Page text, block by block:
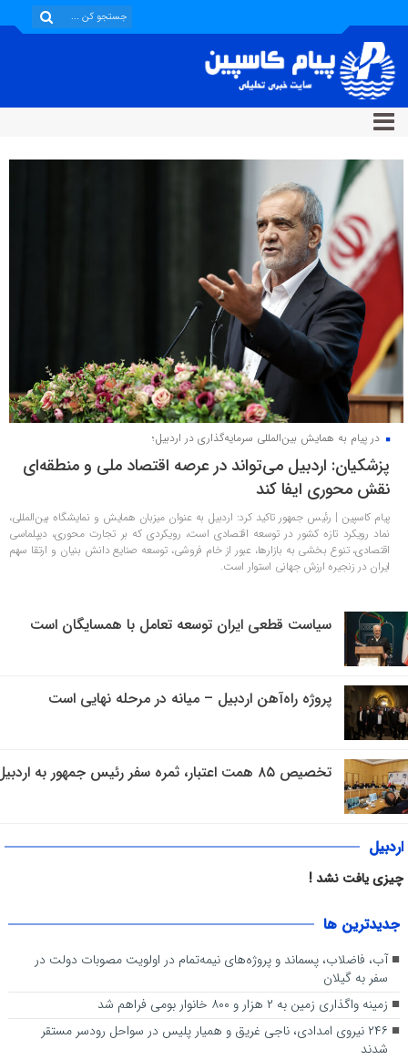
در پیام به همایش بین‌المللی سرمایه‌گذاری در اردبیل؛
پزشکیان: اردبیل می‌تواند در عرصه اقتصاد ملی و منطقه‌ای
نقش محوری ایفا کند
پیام کاسپین | رئیس جمهور تاکید کرد: اردبیل به عنوان میزبان همایش و نمایشگاه بین‌المللی،
نماد رویکرد تازه کشور در توسعه اقتصادی است، رویکردی که بر تجارت محوری، دیپلماسی
اقتصادی، تنوع بخشی به بازارها، عبور از خام فروشی، توسعه صنایع دانش بنیان و ارتقا سهم
ایران در زنجیره ارزش جهانی استوار است.
سیاست قطعی ایران توسعه تعامل با همسایگان است
پروژه راه‌آهن اردبیل – میانه در مرحله نهایی است
تخصیص ۸۵ همت اعتبار، ثمره سفر رئیس جمهور به اردبیل
اردبیل
چیزی یافت نشد !
جديدترين ها
آب، فاضلاب، پسماند و پروژه‌های نیمه‌تمام در اولویت مصوبات دولت در
سفر به گیلان
زمینه واگذاری زمین به ۲ هزار و ۸۰۰ خانوار بومی فراهم شد
۲۴۶ نیروی امدادی، ناجی غریق و همیار پلیس در سواحل رودسر مستقر
شدند